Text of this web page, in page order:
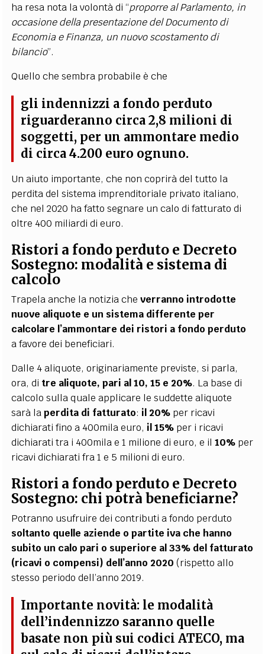
ha resa nota la volontà di “proporre al Parlamento, in
occasione della presentazione del Documento di
Economia e Finanza, un nuovo scostamento di
bilancio”.
Quello che sembra probabile è che
gli indennizzi a fondo perduto
riguarderanno circa 2,8 milioni di
soggetti, per un ammontare medio
di circa 4.200 euro ognuno.
Un aiuto importante, che non coprirà del tutto la
perdita del sistema imprenditoriale privato italiano,
che nel 2020 ha fatto segnare un calo di fatturato di
oltre 400 miliardi di euro.
Ristori a fondo perduto e Decreto
Sostegno: modalità e sistema di
calcolo
Trapela anche la notizia cheverranno introdotte
nuove aliquote e un sistema differente per
calcolare l’ammontare dei ristori a fondo perduto
a favore dei beneficiari.
Dalle 4 aliquote, originariamente previste, si parla,
ora, di tre aliquote, pari al 10, 15 e 20%. La base di
calcolo sulla quale applicare le suddette aliquote
sarà laperdita di fatturato: il 20% per ricavi
dichiarati fino a 400mila euro, il 15% per i ricavi
dichiarati tra i 400mila e 1 milione di euro, e il 10% per
ricavi dichiarati fra 1 e 5 milioni di euro.
Ristori a fondo perduto e Decreto
Sostegno: chi potrà beneficiarne?
Potranno usufruire dei contributi a fondo perduto
soltanto quelle aziende o partite iva che hanno
subito un calo pari o superiore al 33% del fatturato
(ricavi o compensi) dell’anno 2020 (rispetto allo
stesso periodo dell’anno 2019.
Importante novità: le modalità
dell’indennizzo saranno quelle
basate non più sui codici ATECO, ma